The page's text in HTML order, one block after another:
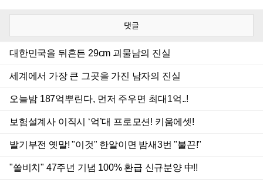
댓글